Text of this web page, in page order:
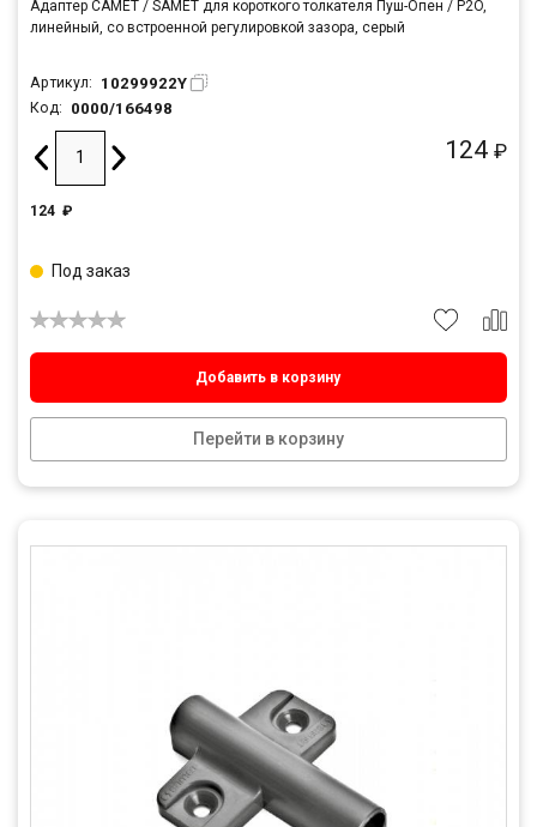
Адаптер САМЕТ / SAMET для короткого толкателя Пуш-Опен / P2O,
линейный, со встроенной регулировкой зазора, серый
Артикул: 10299922Y
Код: 0000/166498
124 ₽
124 ₽
Добавить в корзину
Перейти в корзину
Под заказ